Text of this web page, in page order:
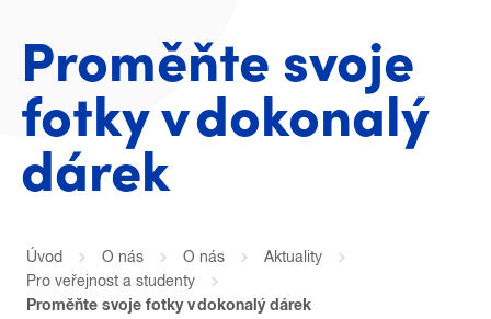
Proměňte svoje
fotky v dokonalý
dárek
Úvod O nás O nás
Aktuality
Pro veřejnost a studenty
Proměňte svoje fotky v dokonalý dárek